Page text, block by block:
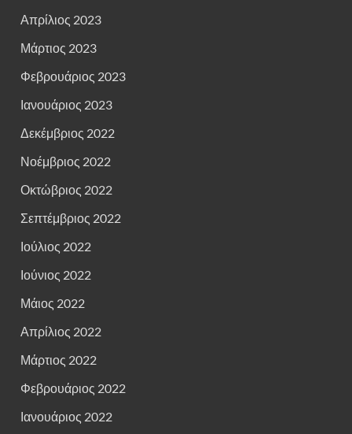
Απρίλιος 2023
Μάρτιος 2023
Φεβρουάριος 2023
Ιανουάριος 2023
Δεκέμβριος 2022
Νοέμβριος 2022
Οκτώβριος 2022
Σεπτέμβριος 2022
Ιούλιος 2022
Ιούνιος 2022
Μάιος 2022
Απρίλιος 2022
Μάρτιος 2022
Φεβρουάριος 2022
Ιανουάριος 2022